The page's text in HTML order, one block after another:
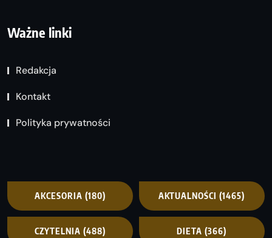
Ważne linki
Redakcja
Kontakt
Polityka prywatności
AKCESORIA (180) AKTUALNOŚCI (1465)
CZYTELNIA (488) DIETA (366)